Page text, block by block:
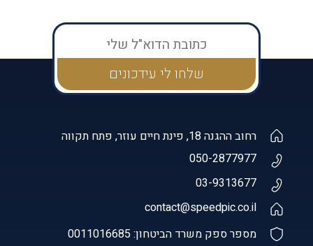
רחוב ההגנה 18, פינת חיים עוזר, פתח תקווה
050-2877977
03-9313677
contact@speedpic.co.il
מספר ספק משרד הביטחון: 0011016685